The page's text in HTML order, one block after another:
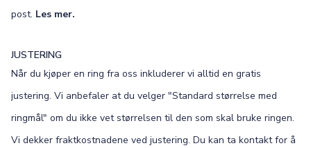
post. Les mer.
JUSTERING
Når du kjøper en ring fra oss inkluderer vi alltid en gratis
justering. Vi anbefaler at du velger "Standard størrelse med
ringmål" om du ikke vet størrelsen til den som skal bruke ringen.
Vi dekker fraktkostnadene ved justering. Du kan ta kontakt for å